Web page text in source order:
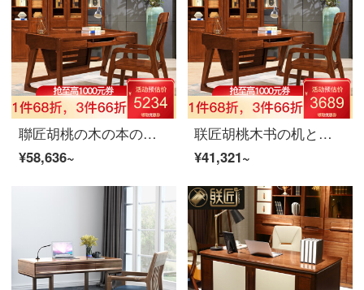
聯匠胡桃の木の本の机と椅子を組み合わせて書卓を書いて、コンピュータの椅子の近代的な新しい中国式書斎のオフィス家具の机＋レジャー椅子
¥58,636~
联匠胡桃木书の机と椅子を组み合わせて字机を书きます。
¥41,321~